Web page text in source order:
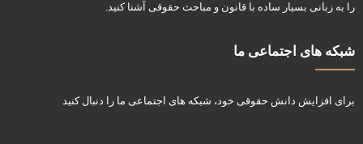
را به زبانی بسیار ساده با قانون و مباحث حقوقی آشنا کنید.
شبکه های اجتماعی ما
برای افزایش دانش حقوقی خود، شبکه های اجتماعی ما را دنبال کنید